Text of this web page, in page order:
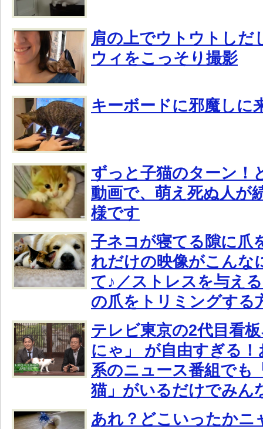
肩の上でウトウトしだ
ウィをこっそり撮影
キーボードに邪魔しに
ずっと子猫のターン！
動画で、萌え死ぬ人が
様です
子ネコが寝てる隙に爪
れだけの映像がこんな
て♪／ストレスを与え
の爪をトリミングする
テレビ東京の2代目看
にゃ」 が自由すぎる
系のニュース番組でも
猫」がいるだけでみん
あれ？どこいったかニ